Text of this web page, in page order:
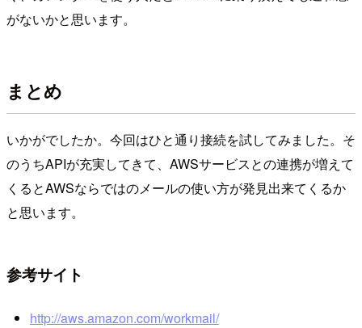
がないかと思います。
まとめ
いかがでしたか。今回はひと通り接続を試してみました。そ
のうちAPIが充実してきて、AWSサービスとの連携が増えて
くるとAWSならではのメールの使い方が発見出来てくるか
と思います。
参考サイト
http://aws.amazon.com/workmail/